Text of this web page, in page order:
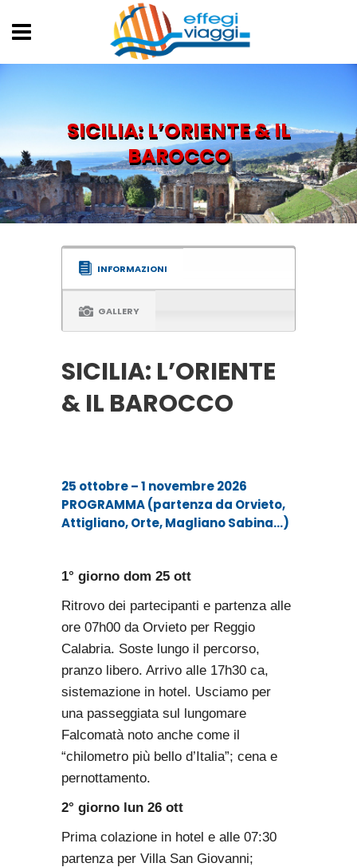
SICILIA: L’ORIENTE & IL
BAROCCO
INFORMAZIONI
GALLERY
SICILIA: L’ORIENTE
& IL BAROCCO
25 ottobre – 1 novembre 2026
PROGRAMMA (partenza da Orvieto,
Attigliano, Orte, Magliano Sabina…)
1° giorno dom 25 ott
Ritrovo dei partecipanti e partenza alle
ore 07h00 da Orvieto per Reggio
Calabria. Soste lungo il percorso,
pranzo libero. Arrivo alle 17h30 ca,
sistemazione in hotel. Usciamo per
una passeggiata sul lungomare
Falcomatà noto anche come il
“chilometro più bello d’Italia”; cena e
pernottamento.
2° giorno lun 26 ott
Prima colazione in hotel e alle 07:30
partenza per Villa San Giovanni;